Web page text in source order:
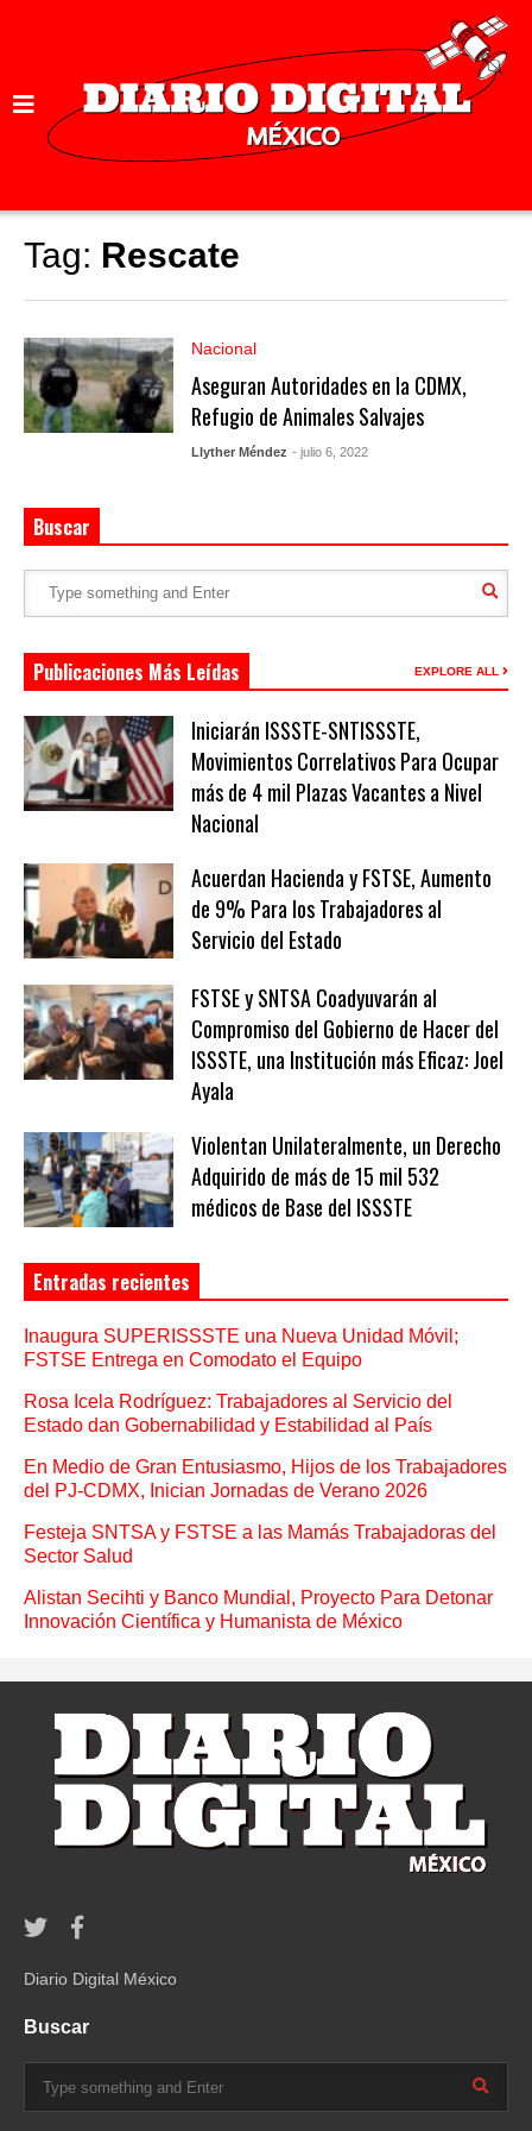
Tag: Rescate
Nacional
Aseguran Autoridades en la CDMX,
Refugio de Animales Salvajes
Llyther Méndez - julio 6, 2022
Buscar
Publicaciones Más Leídas EXPLORE ALL
Iniciarán ISSSTE-SNTISSSTE,
Movimientos Correlativos Para Ocupar
más de 4 mil Plazas Vacantes a Nivel
Nacional
Acuerdan Hacienda y FSTSE, Aumento
de 9% Para los Trabajadores al
Servicio del Estado
FSTSE y SNTSA Coadyuvarán al
Compromiso del Gobierno de Hacer del
ISSSTE, una Institución más Eficaz: Joel
Ayala
Violentan Unilateralmente, un Derecho
Adquirido de más de 15 mil 532
médicos de Base del ISSSTE
Entradas recientes
Inaugura SUPERISSSTE una Nueva Unidad Móvil;
FSTSE Entrega en Comodato el Equipo
Rosa Icela Rodríguez: Trabajadores al Servicio del
Estado dan Gobernabilidad y Estabilidad al País
En Medio de Gran Entusiasmo, Hijos de los Trabajadores
del PJ-CDMX, Inician Jornadas de Verano 2026
Festeja SNTSA y FSTSE a las Mamás Trabajadoras del
Sector Salud
Alistan Secihti y Banco Mundial, Proyecto Para Detonar
Innovación Científica y Humanista de México
Diario Digital México
Buscar